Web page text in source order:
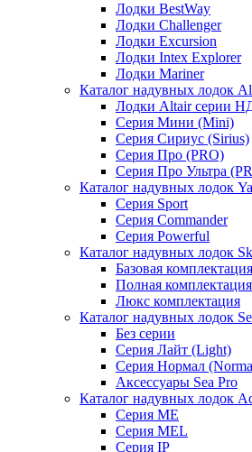
Лодки BestWay
Лодки Challenger
Лодки Excursion
Лодки Intex Explorer
Лодки Mariner
Каталог надувных лодок
Лодки Altair серии
Серия Мини (Mini)
Серия Сириус (Sirius)
Серия Про (PRO)
Серия Про Ультра
Каталог надувных лодок
Серия Sport
Серия Commander
Серия Powerful
Каталог надувных лодок
Базовая комплектация
Полная комплектация
Люкс комплектация
Каталог надувных лодок
Без серии
Серия Лайт (Light)
Серия Нормал
Аксессуары Sea Pro
Каталог надувных лодок
Серия ME
Серия MEL
Серия IP